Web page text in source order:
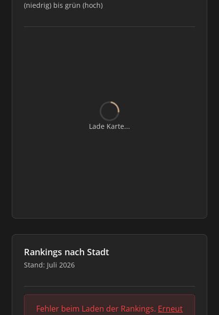
(niedrig) bis grün (hoch)
Lade Karte...
Rankings nach Stadt
Stand: Juli 2026
Fehler beim Laden der Rankings. Erneut